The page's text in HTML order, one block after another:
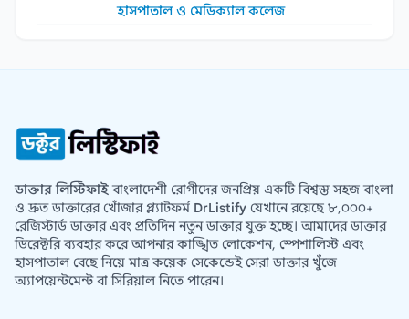
হাসপাতাল ও মেডিক্যাল কলেজ
ডাক্তার লিস্টিফাইবাংলাদেশী রোগীদের জনপ্রিয় একটি বিশ্বস্ত সহজ বাংলা
ও দ্রুত ডাক্তারের খোঁজার প্ল্যাটফর্ম DrListify যেখানে রয়েছে ৮,০০০+
রেজিস্টার্ড ডাক্তার এবং প্রতিদিন নতুন ডাক্তার যুক্ত হচ্ছে। আমাদের ডাক্তার
ডিরেক্টরি ব্যবহার করে আপনার কাঙ্খিত লোকেশন, স্পেশালিস্ট এবং
হাসপাতাল বেছে নিয়ে মাত্র কয়েক সেকেন্ডেই সেরা ডাক্তার খুঁজে
অ্যাপয়েন্টমেন্ট বা সিরিয়াল নিতে পারেন।